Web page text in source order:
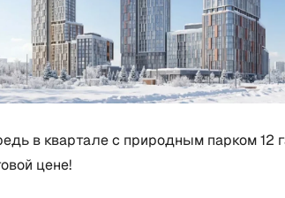
в квартале с природным парком 12
цене!